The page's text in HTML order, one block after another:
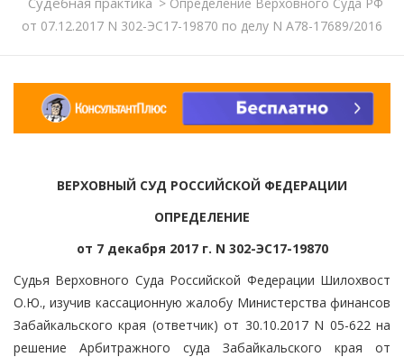
от 07.12.2017 N 302-ЭС17-19870 по делу N А78-17689/2016
ВЕРХОВНЫЙ СУД РОССИЙСКОЙ ФЕДЕРАЦИИ
ОПРЕДЕЛЕНИЕ
от 7 декабря 2017 г. N 302-ЭС17-19870
Судья Верховного Суда Российской Федерации Шилохвост
О.Ю., изучив кассационную жалобу Министерства финансов
Забайкальского края (ответчик) от 30.10.2017 N 05-622 на
решение Арбитражного суда Забайкальского края от